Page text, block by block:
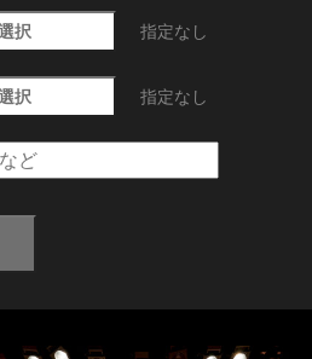
択 指定なし
択 指定なし